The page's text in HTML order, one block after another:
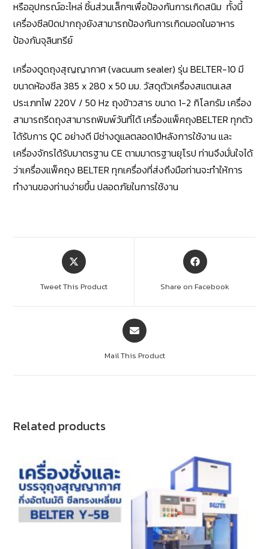
หรืออุปกรณ์อะไหล่ ชิ้นส่วนเล็กๆเพื่อป้องกันการเกิดสนิม ทั้งนี้
เครื่องซีลปิดปากถุงยังสามารถป้องกันการเกิดมอดในอาหาร
ป้องกันจุลินทรีย์
เครื่องดูดถุงสุญญากาศ (vacuum sealer) รุ่น BELTER-10มี
ขนาดห้องซีล385 x 280 x 50มม. วัสดุตัวเครื่องสแตนเลส
ประเภทไฟ 220V / 50Hz ถุงข้าวสาร ขนาด 1-2 กิโลกรัม เครื่อง
สามารถรีดถุงสามารถพิมพ์วันที่ได้ เครื่องแพ็คถุงBELTERทุกตัว
ได้รับการQCอย่างดี มีช่างดูแลตลอด1ปีหลังการใช้งาน และ
เครื่องจักรได้รับมาตรฐานCEตามมาตรฐานยุโรป ท่านจึงมั่นใจได้
ว่าเครื่องแพ็คถุงBELTERทุกเครื่องที่ส่งถึงมือท่านจะทำให้การ
ทำงานของท่านง่ายขึ้น ปลอดภัยในการใช้งาน
Tweet This Product Share on Facebook
Mail This Product
Related products